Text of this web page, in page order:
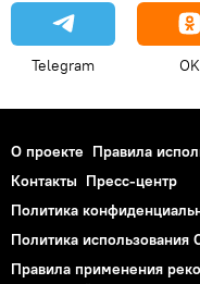
Telegram OK
О проекте Правила
Контакты Пресс-центр
Политика
Политика использования
Правила применения